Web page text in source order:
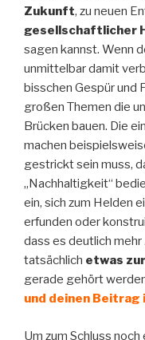
Zukunft, zu neuen
gesellschaftlicher
sagen kannst. Wenn
unmittelbar damit
bisschen Gespür und
großen Themen die
Brücken bauen. Die
machen
gestrickt sein muss,
„Nachhaltigkeit“
ein, sich zum Helden
erfunden oder
dass es deutlich
tatsächlich etwas
gerade gehört
und deinen Beitrag
Um zum Schluss noch